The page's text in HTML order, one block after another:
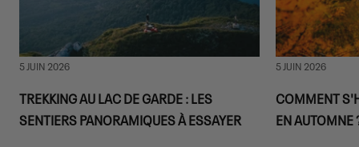
5 JUIN 2026
TREKKING AU LAC DE GARDE : LES
SENTIERS PANORAMIQUES À ESSAYER
5 JUIN 2026
COMMENT
EN AUTOMNE